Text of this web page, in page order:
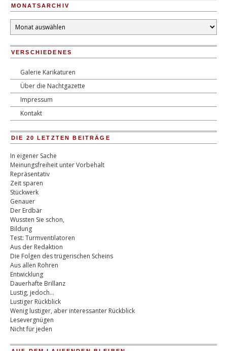
MONATSARCHIV
Monatsarchiv
VERSCHIEDENES
Galerie Karikaturen
Über die Nachtgazette
Impressum
Kontakt
DIE 20 LETZTEN BEITRÄGE
In eigener Sache
Meinungsfreiheit unter Vorbehalt
Repräsentativ
Zeit sparen
Stückwerk
Genauer
Der Erdbär
Wussten Sie schon,
Bildung
Test: Turmventilatoren
Aus der Redaktion
Die Folgen des trügerischen Scheins
Aus allen Rohren
Entwicklung
Dauerhafte Brillanz
Lustig, jedoch…
Lustiger Rückblick
Wenig lustiger, aber interessanter Rückblick
Lesevergnügen
Nicht für jeden